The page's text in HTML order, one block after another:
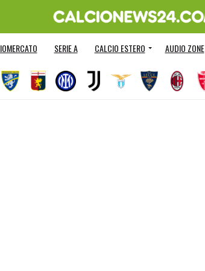
SERIE A CALCIO ESTERO AUDIO ZONE